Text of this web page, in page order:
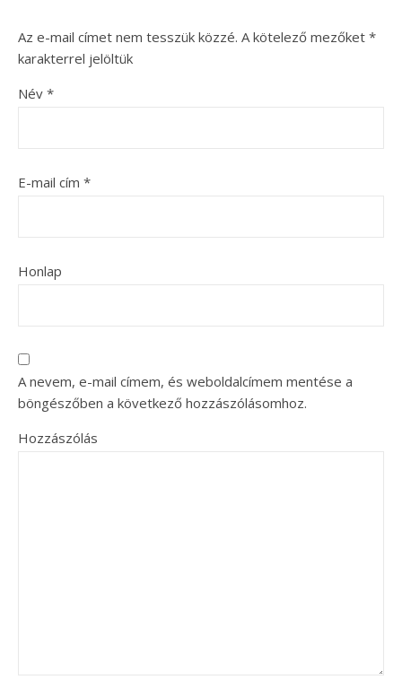
Az e-mail címet nem tesszük közzé. A kötelező mezőket *
karakterrel jelöltük
Név *
E-mail cím *
Honlap
A nevem, e-mail címem, és weboldalcímem mentése a
böngészőben a következő hozzászólásomhoz.
Hozzászólás